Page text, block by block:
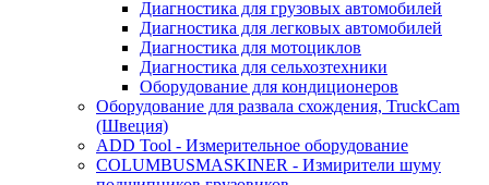
Диагностика для грузовых автомобилей
Диагностика для легковых автомобилей
Диагностика для мотоциклов
Диагностика для сельхозтехники
Оборудование для кондиционеров
Оборудование для развала схождения, TruckCam
(Швеция)
ADD Tool - Измерительное оборудование
COLUMBUSMASKINER - Измирители шуму